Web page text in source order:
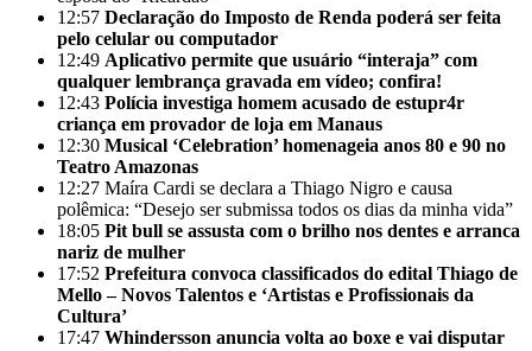
12:57 Declaração do Imposto de Renda poderá ser feita
pelo celular ou computador
12:49 Aplicativo permite que usuário “interaja” com
qualquer lembrança gravada em vídeo; confira!
12:43 Polícia investiga homem acusado de estupr4r
criança em provador de loja em Manaus
12:30 Musical ‘Celebration’ homenageia anos 80 e 90 no
Teatro Amazonas
12:27 Maíra Cardi se declara a Thiago Nigro e causa
polêmica: “Desejo ser submissa todos os dias da minha vida”
18:05 Pit bull se assusta com o brilho nos dentes e arranca
nariz de mulher
17:52 Prefeitura convoca classificados do edital Thiago de
Mello – Novos Talentos e ‘Artistas e Profissionais da
Cultura’
17:47 Whindersson anuncia volta ao boxe e vai disputar